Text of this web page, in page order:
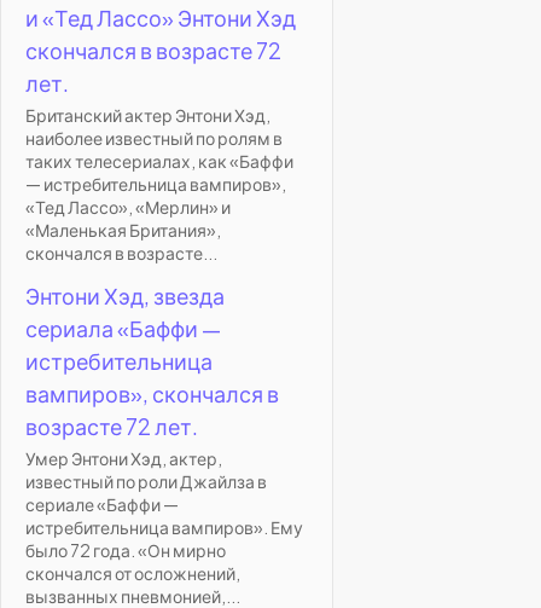
и «Тед Лассо» Энтони Хэд
скончался в возрасте 72
лет.
Британский актер Энтони Хэд,
наиболее известный по ролям в
таких телесериалах, как «Баффи
— истребительница вампиров»,
«Тед Лассо», «Мерлин» и
«Маленькая Британия»,
скончался в возрасте...
Энтони Хэд, звезда
сериала «Баффи —
истребительница
вампиров», скончался в
возрасте 72 лет.
Умер Энтони Хэд, актер,
известный по роли Джайлза в
сериале «Баффи —
истребительница вампиров». Ему
было 72 года. «Он мирно
скончался от осложнений,
вызванных пневмонией,...